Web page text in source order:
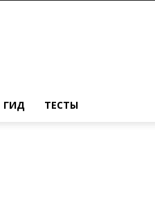
ГИД ТЕСТЫ